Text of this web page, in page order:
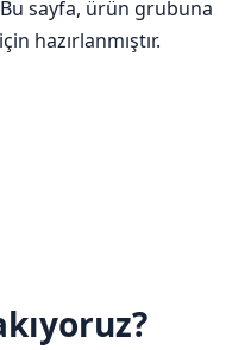
sayfa, ürün grubuna
hazırlanmıştır.